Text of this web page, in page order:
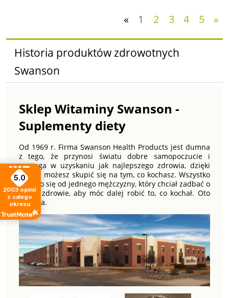
« 1 2 3 4 5 »
Historia produktów zdrowotnych
Swanson
Sklep Witaminy Swanson -
Suplementy diety
Od 1969 r. Firma Swanson Health Products jest dumna
z tego, że przynosi światu dobre samopoczucie i
pomaga w uzyskaniu jak najlepszego zdrowia, dzięki
czemu możesz skupić się na tym, co kochasz. Wszystko
zaczęło się od jednego mężczyzny, który chciał zadbać o
swoje zdrowie, aby móc dalej robić to, co kochał. Oto
historia.
5.0
2003 opinii
z całego
okresu